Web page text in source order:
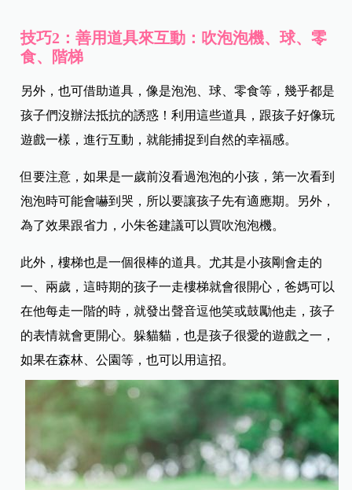
技巧2：善用道具來互動：吹泡泡機、球、零
食、階梯
另外，也可借助道具，像是泡泡、球、零食等，幾乎都是
孩子們沒辦法抵抗的誘惑！利用這些道具，跟孩子好像玩
遊戲一樣，進行互動，就能捕捉到自然的幸福感。
但要注意，如果是一歲前沒看過泡泡的小孩，第一次看到
泡泡時可能會嚇到哭，所以要讓孩子先有適應期。另外，
為了效果跟省力，小朱爸建議可以買吹泡泡機。
此外，樓梯也是一個很棒的道具。尤其是小孩剛會走的
一、兩歲，這時期的孩子一走樓梯就會很開心，爸媽可以
在他每走一階的時，就發出聲音逗他笑或鼓勵他走，孩子
的表情就會更開心。躲貓貓，也是孩子很愛的遊戲之一，
如果在森林、公園等，也可以用這招。